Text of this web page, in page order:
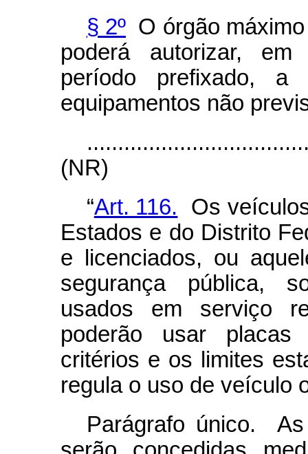
§ 2º O órgão
poderá autorizar,
período prefixado, a
equipamentos não
(NR)
“Art. 116. Os
Estados e do Distrito
e licenciados, ou
segurança pública,
usados em serviço
poderão usar placas
critérios e os limites
regula o uso de veículo
Parágrafo único.